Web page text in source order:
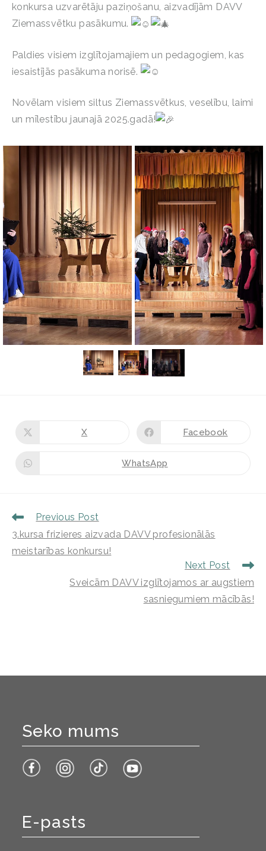
konkursa uzvarētāju paziņošanu, aizvadījām DAVV
Ziemassvētku pasākumu.
Paldies visiem izglītojamajiem un pedagogiem, kas
iesaistījās pasākuma norisē.
Novēlam visiem siltus Ziemassvētkus, veselību, laimi
un mīlestību jaunajā 2025.gadā!
X Facebook
WhatsApp
Previous Post
3.kursa frizieres aizvada DAVV profesionālās
meistarības konkursu!
Next Post
Sveicām DAVV izglītojamos ar augstiem
sasniegumiem mācībās!
Seko mums
E-pasts